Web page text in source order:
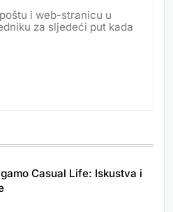
i web-stranicu u
za sljedeći put kada
Casual Life: Iskustva i